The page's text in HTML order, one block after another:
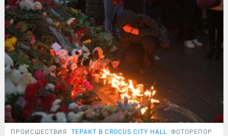
ПРОИСШЕСТВИЯ ТЕРАКТ В CROCUS CITY HALL ФОТОРЕПОРТАЖ